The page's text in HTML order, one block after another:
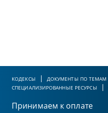
КОДЕКСЫ ДОКУМЕНТЫ ПО ТЕМАМ
СПЕЦИАЛИЗИРОВАННЫЕ РЕСУРСЫ
Принимаем к оплате